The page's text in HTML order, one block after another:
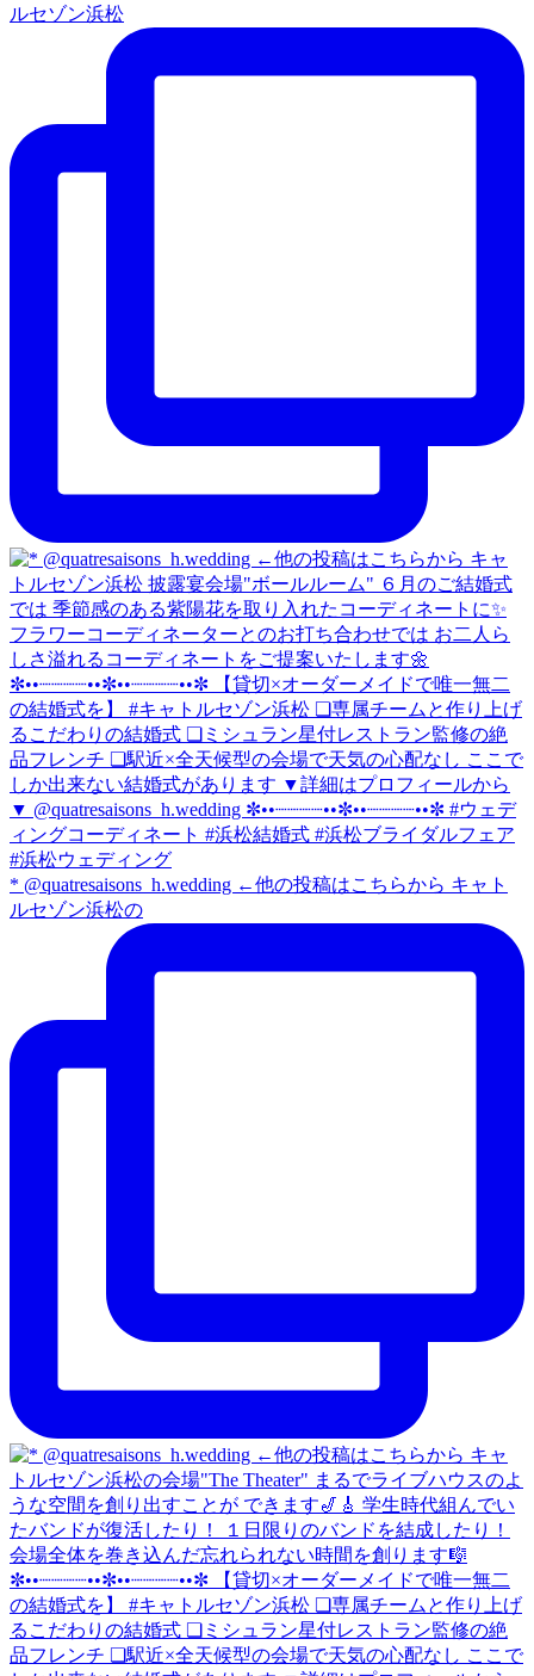
ルセゾン浜松
* @quatresaisons_h.wedding ←他の投稿はこちらから キャト
ルセゾン浜松の